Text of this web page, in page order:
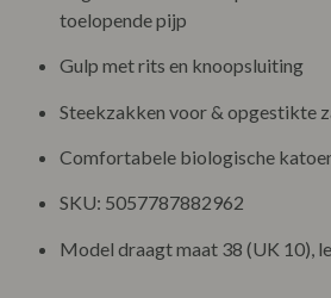
toelopende pijp
Gulp met rits en knoopsluiting
Steekzakken voor & opgestikte
Comfortabele biologische
SKU: 5057787882962
Model draagt maat 38 (UK 10),